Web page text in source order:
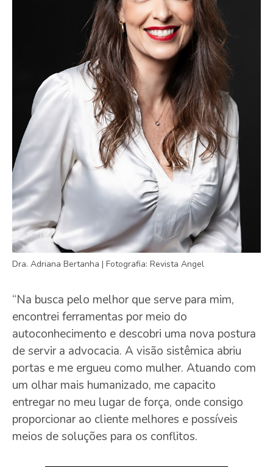
Dra. Adriana Bertanha | Fotografia: Revista Angel
“Na busca pelo melhor que serve para mim,
encontrei ferramentas por meio do
autoconhecimento e descobri uma nova postura
de servir a advocacia. A visão sistêmica abriu
portas e me ergueu como mulher. Atuando com
um olhar mais humanizado, me capacito
entregar no meu lugar de força, onde consigo
proporcionar ao cliente melhores e possíveis
meios de soluções para os conflitos.